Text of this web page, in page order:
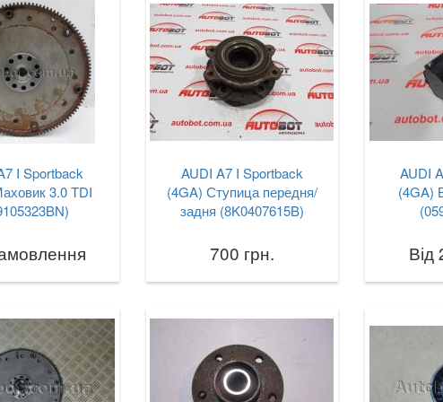
I Sportback
3.0 TDI
AUDI A7 I Sportback
(4GA) Ступица передня/
задня (8K0407615B)
700 грн.
AUDI
(4GA)
Від